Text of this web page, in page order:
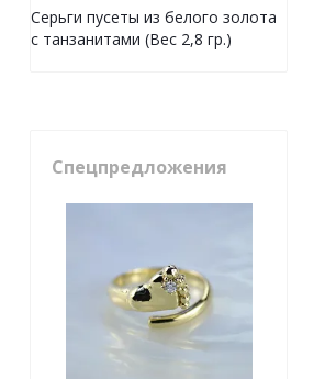
Серьги пусеты из белого золота
с танзанитами (Вес 2,8 гр.)
Спецпредложения